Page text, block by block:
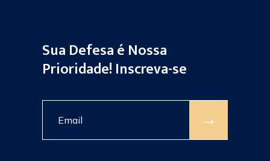
Sua Defesa é Nossa
Prioridade! Inscreva-se
→